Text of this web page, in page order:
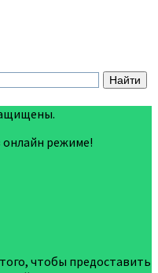
режиме!
чтобы предоставить